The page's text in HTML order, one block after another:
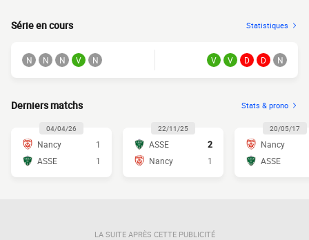
Série en cours Statistiques
N N N V N V V D D N
Derniers matchs Stats & prono
04/04/26
Nancy
1
ASSE
1
22/11/25
ASSE
2
Nancy
1
20/05/17
Nancy
ASSE
LA SUITE APRÈS CETTE PUBLICITÉ